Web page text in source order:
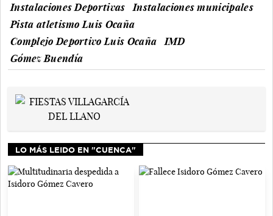
Instalaciones Deportivas
Instalaciones municipales
Pista atletismo Luis Ocaña
Complejo Deportivo Luis Ocaña
IMD
Gómez Buendía
LO MÁS LEIDO EN "CUENCA"